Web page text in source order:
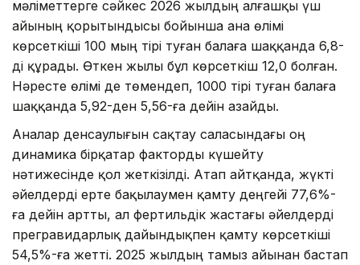
мәліметтерге сәйкес 2026 жылдың алғашқы үш
айының қорытындысы бойынша ана өлімі
көрсеткіші 100 мың тірі туған балаға шаққанда 6,8-
ді құрады. Өткен жылы бұл көрсеткіш 12,0 болған.
Нәресте өлімі де төмендеп, 1000 тірі туған балаға
шаққанда 5,92-ден 5,56-ға дейін азайды.
Аналар денсаулығын сақтау саласындағы оң
динамика бірқатар факторды күшейту
нәтижесінде қол жеткізілді. Атап айтқанда, жүкті
әйелдерді ерте бақылаумен қамту деңгейі 77,6%-
ға дейін артты, ал фертильдік жастағы әйелдерді
прегравидарлық дайындықпен қамту көрсеткіші
54,5%-ға жетті. 2025 жылдың тамыз айынан бастап